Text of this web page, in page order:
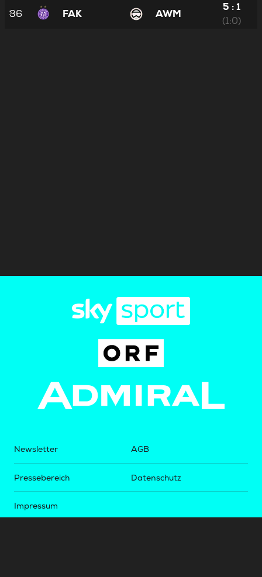
36 FAK AWM
5 : 1
(1:0)
Newsletter
Pressebereich
Impressum
AGB
Datenschutz